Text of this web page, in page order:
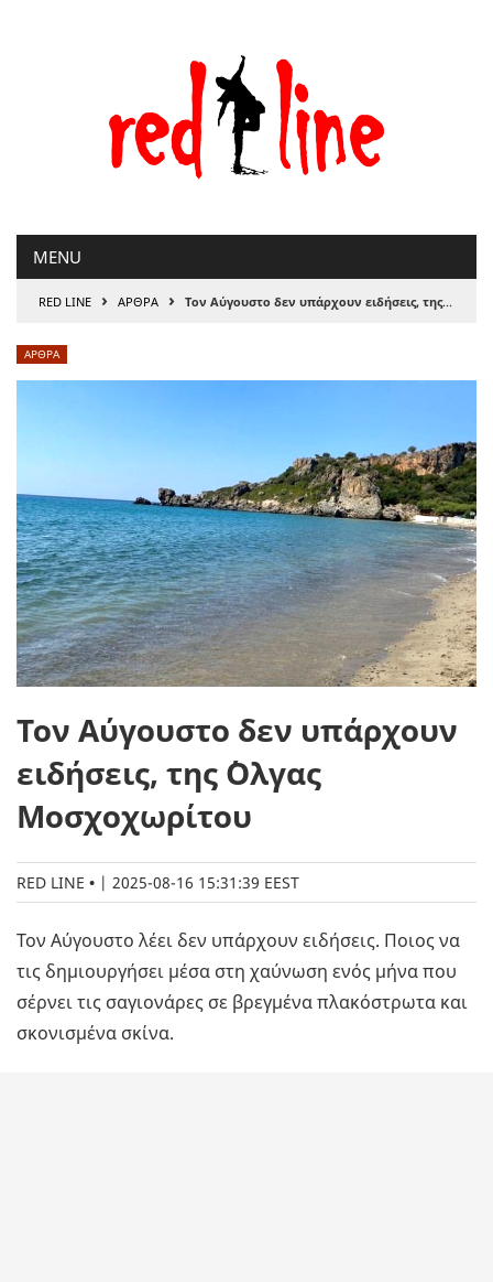
MENU
RED LINE › ΑΡΘΡΑ › Τον Αύγουστο δεν υπάρχουν ειδήσεις, της ΄Ολγας Μοσχοχωρίτου
ΑΡΘΡΑ
Τον Αύγουστο δεν υπάρχουν
ειδήσεις, της ΄Ολγας
Μοσχοχωρίτου
RED LINE | 2025-08-16 15:31:39 EEST
Τον Αύγουστο λέει δεν υπάρχουν ειδήσεις. Ποιος να
τις δημιουργήσει μέσα στη χαύνωση ενός μήνα που
σέρνει τις σαγιονάρες σε βρεγμένα πλακόστρωτα και
σκονισμένα σκίνα.